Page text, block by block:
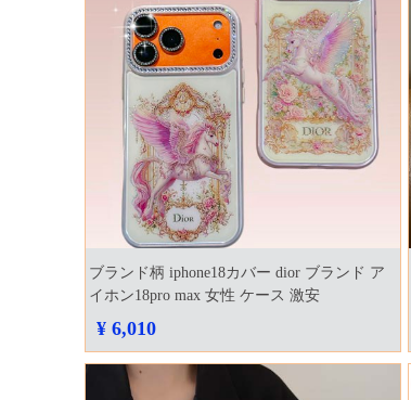
ブランド柄 iphone18カバー dior ブランド ア
イホン18pro max 女性 ケース 激安
¥ 6,010